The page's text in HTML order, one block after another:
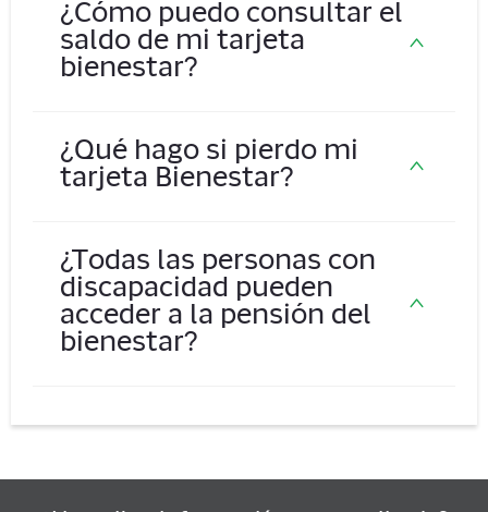
Puedes retirar efectivo en cualquier cajero
del Banco del Bienestar o en
establecimientos aliados sin ninguna
¿Cómo puedo consultar el
saldo de mi tarjeta
bienestar?
Puedes verificar tu saldo utilizando los
cajeros del Banco del Bienestar, entrando
¿Qué hago si pierdo mi
tarjeta Bienestar?
Si pierdes tu tarjeta, comunícate de
inmediato con el banco para reportar la
pérdida y seguir los pasos para obtener
un reemplazo y evitar el uso no
autorizado de tu tarjeta bancaria.
¿Todas las personas con
discapacidad pueden
acceder a la pensión del
bienestar?